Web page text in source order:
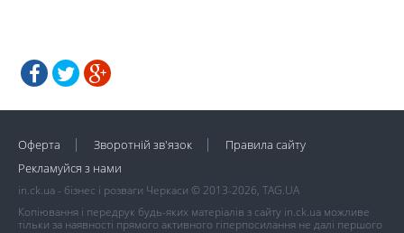
Оферта Зворотній зв'язок
Правила сайту
Рекламуйся з нами
in.ck.ua - бізнес і розваги Черкаси © 2013-2026, TAG.UA
Копіювання і передрук будь-яких матеріалів з сайту in.ck.ua можливе
тільки за наявності прямого активного гіперпосилання не далі першого